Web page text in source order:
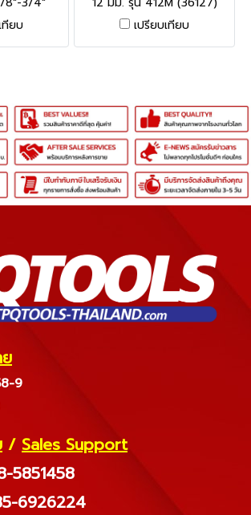
ริดยิท
ทียบ
SERIES 400 ริดยิท
เปรียบเทียบ
9
/ Sales Support
5851458
6926224